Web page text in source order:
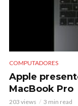
COMPUTADORES
Apple
MacBook Pro
203 views 3 min read